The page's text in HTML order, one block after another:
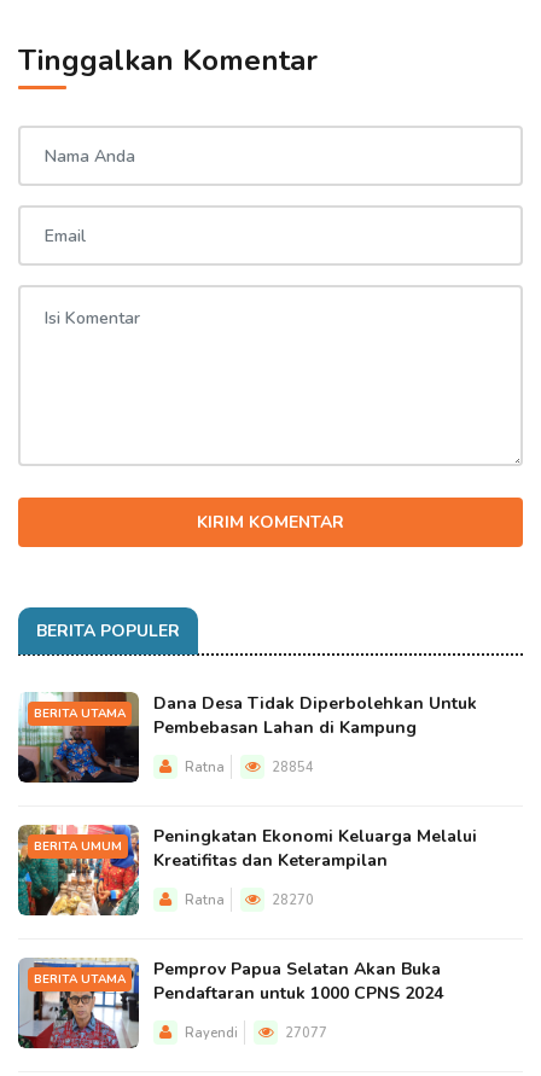
Tinggalkan Komentar
KIRIM KOMENTAR
BERITA POPULER
BERITA UTAMA
Dana Desa Tidak Diperbolehkan Untuk
Pembebasan Lahan di Kampung
Ratna 28854
BERITA UMUM
Peningkatan Ekonomi Keluarga Melalui
Kreatifitas dan Keterampilan
Ratna 28270
BERITA UTAMA
Pemprov Papua Selatan Akan Buka
Pendaftaran untuk 1000 CPNS 2024
Rayendi 27077